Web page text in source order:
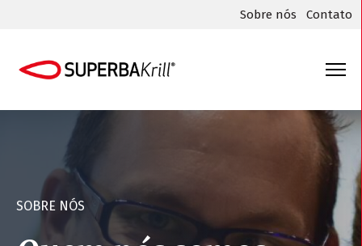
Sobre nós Contato
SOBRE NÓS